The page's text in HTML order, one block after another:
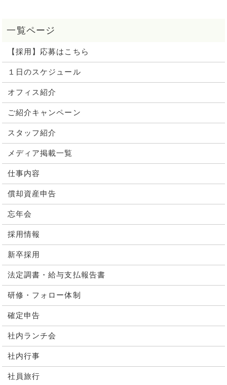
【採用】応募はこちら
１日のスケジュール
オフィス紹介
ご紹介キャンペーン
スタッフ紹介
メディア掲載一覧
仕事内容
償却資産申告
忘年会
採用情報
新卒採用
法定調書・給与支払報告書
研修・フォロー体制
確定申告
社内ランチ会
社内行事
社員旅行